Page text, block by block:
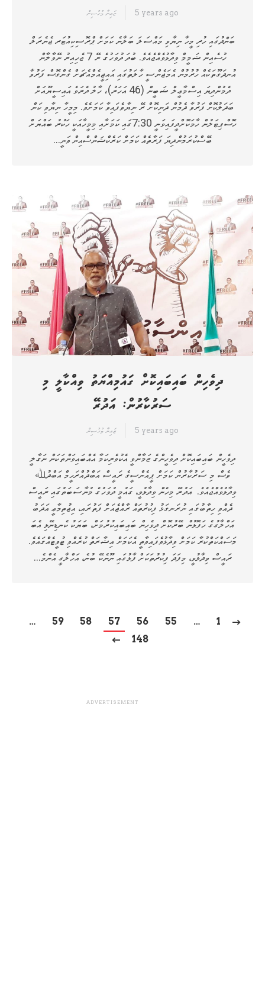
ޒައިނާ މުހުސިން 5 years ago
ބަންދުގައި ހުރި މީހާ ނިޔާވި މައްސަލަ ބަލާނެ ކަމަށް ޕްރޮސިކިއުޓަރ ޖެނެރަލް
ހުސެއިން ޝަމީމް ވިދާޅުވެއްޖެއެވެ. ބުދަ ދުވަހުގެ ރޭ 7 ޖެހިއިރު ނޭވާލާން
އުނދަގޫތަކެއް ހުރުމުން އެމަޖެންސީ ހާލަތުގައި އައިޖީއެމްއެޗަށް ގެންގޮސް ފަރުވާ
ދެމުންދިޔަ އިސްމާޢީލް ޝަބީން (46 އަހަރު)، ހާލު ދެރަވެ އައިސީޔޫއަށް
ބަދަލުކޮށް ފަރުވާ ދެމުން ދަނިކޮށް ރޭ ނިޔާވެފައިވާ ކަމަށެވެ. މިމީހާ ނިޔާވި ކަން
ހޮސްޕިޓަލުން ހާމަކޮށްދީފައިވަނީ 7:30ގައި ކަމަށާއި މިމީހާއަކީ ހަކުރު ބައްޔަށް
ބޭސްކުރަމުންދިޔަ ފަރާތެއް ކަމަށް ކަރެކްޝަންސްއިން ވަނީ…
ދިވެހިން ބައިބައިކޮށް ގައުމިއްޔަތު ވިއްކާލީ މި
ސަރުކާރުން: އަދުރޭ
ޒައިނާ މުހުސިން 5 years ago
ދިވެހީން ބައިބައިކޮށް ދިވެހީންގެ ޒަމާންވީ އެކުވެރިކަމާ އެއްބައިވަންތަކަން ނަގާލީ
ވެސް މި ސަރުކާރުން ކަމަށް ޕީއެންސީގެ ރައީސް އަބްދުއްރަހީމް އަބްދުﷲ
ވިދާޅުވެއްޖެއެވެ. އަދުރޭ މިހެން ވިދާޅުވީ، ގައުމީ ދުވަހުގެ މުނާސަބަތުގައި ރައީސް
ދެއްވި ހިތާބުގައި ނުރަނގަޅު ފިކުރުތައް ރާއްޖެއަށް ފަތުރައި، އިޖުތިމާޢީ އަދަބު
އަހްލާގުގެ ހަފޮޅުން ބޭރުކޮށް ދިވެހިން ބައިބައިކުރުމަށް، ބަޔަކު ކެނޑިނޭޅި އެބަ
މަސައްކަތްކުރާ ކަމަށް ވިދާޅުވެފައިވާތީ އެކަމަށް އިޝާރަތް ކުރެއްވި ޓުވީޓެއްގައެވެ.
ރައީސް ވިދާޅުވީ، މިފަދަ ފިކުރުތަކަށް ފާޅުގައި ނޫނެކޭ ބުނެ، އަހްލާގީ އެންމެ…
1
…
55
56
57
58
59
…
148